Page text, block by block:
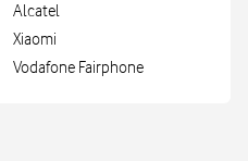
Alcatel
Xiaomi
Vodafone Fairphone